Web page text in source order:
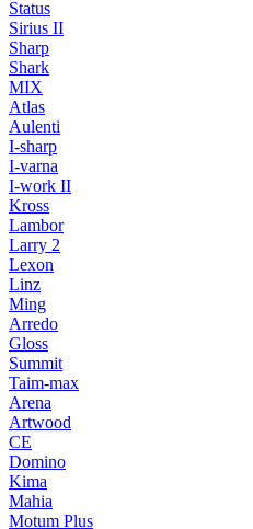
Status
Sirius II
Sharp
Shark
MIX
Atlas
Aulenti
I-sharp
I-varna
I-work II
Kross
Lambor
Larry 2
Lexon
Linz
Ming
Arredo
Gloss
Summit
Taim-max
Arena
Artwood
CE
Domino
Kima
Mahia
Motum Plus